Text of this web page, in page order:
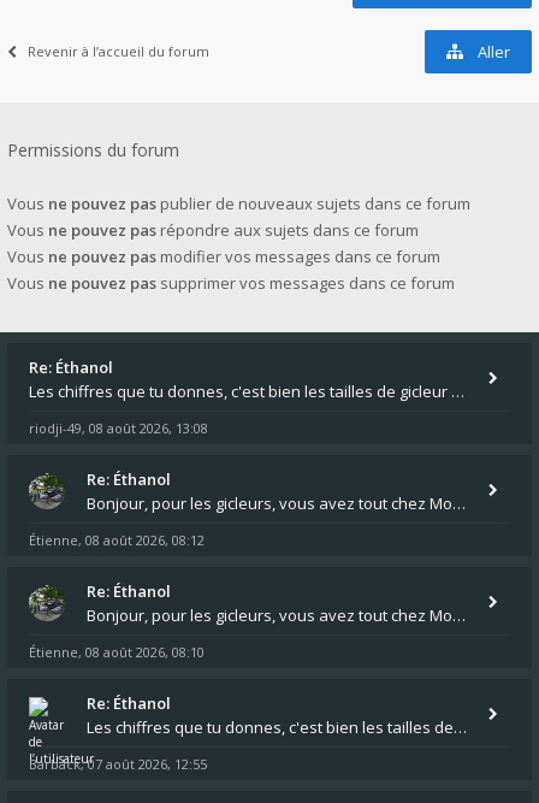
Revenir à l’accueil du forum Aller
Permissions du forum
Vous ne pouvez pas publier de nouveaux sujets dans ce forum
Vous ne pouvez pas répondre aux sujets dans ce forum
Vous ne pouvez pas modifier vos messages dans ce forum
Vous ne pouvez pas supprimer vos messages dans ce forum
Re: Éthanol
Les chiffres que tu donnes, c'est bien les tailles de gicleur ? Par contre tes "-2 tours" à quoi correspondent t'ils ?
riodji-49, 08 août 2026, 13:08
Re: Éthanol
Bonjour, pour les gicleurs, vous avez tout chez Motokristen à Bar sur Aube. https://www.motokristen.fr/ On peut aussi
Étienne, 08 août 2026, 08:12
Re: Éthanol
Bonjour, pour les gicleurs, vous avez tout chez Motokristen à Bar sur Aube. https://www.motokristen.fr/produits/4946-l
Étienne, 08 août 2026, 08:10
Re: Éthanol
Les chiffres que tu donnes, c'est bien les tailles de gicleur ? Par contre tes "-2 tours" à quoi correspondent t'ils ?
Barback,07 août 2026, 12:55